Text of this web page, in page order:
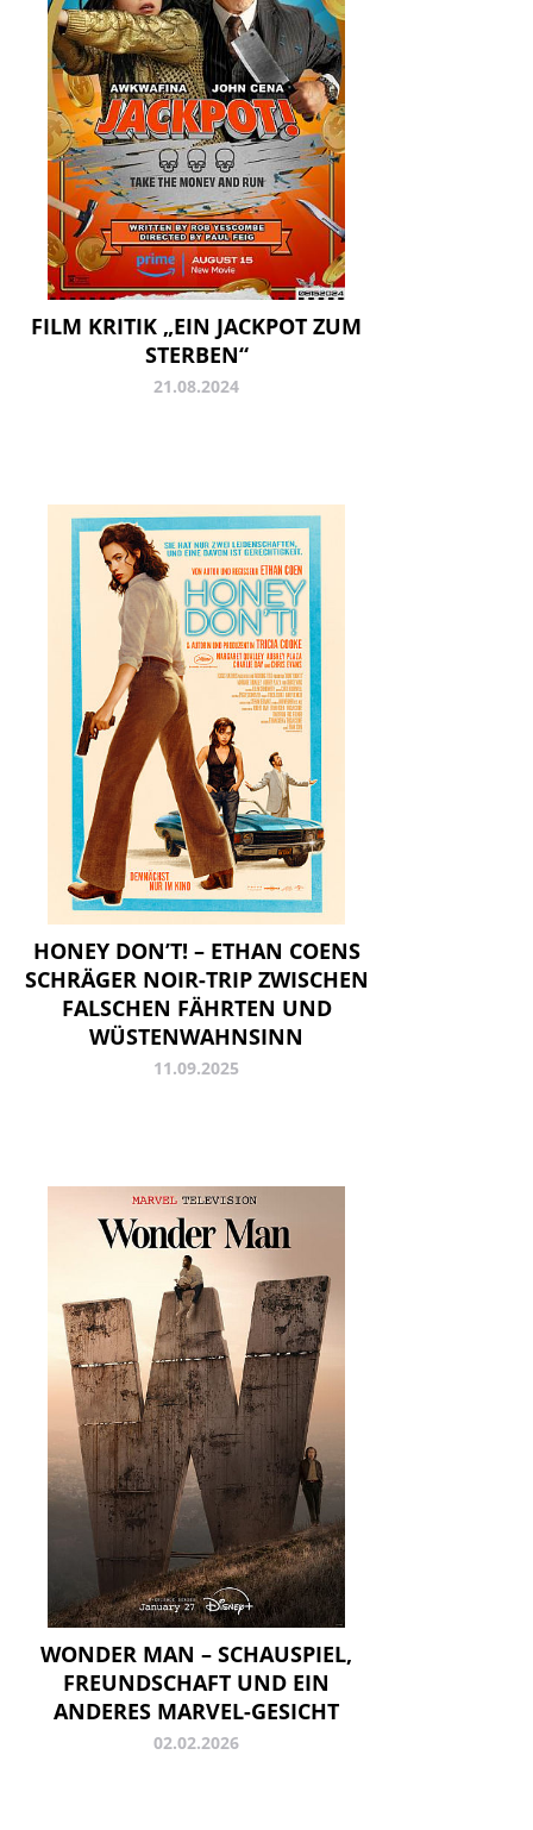
FILM KRITIK „EIN JACKPOT ZUM
STERBEN“
21.08.2024
HONEY DON’T! – ETHAN COENS
SCHRÄGER NOIR-TRIP ZWISCHEN
FALSCHEN FÄHRTEN UND
WÜSTENWAHNSINN
11.09.2025
WONDER MAN – SCHAUSPIEL,
FREUNDSCHAFT UND EIN
ANDERES MARVEL-GESICHT
02.02.2026